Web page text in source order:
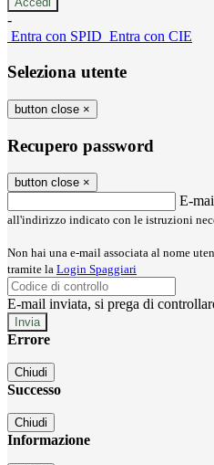
-
Entra con SPID Entra con CIE
Seleziona utente
button close ×
Recupero password
button close ×
E-
all'indirizzo indicato con le istruzioni
Non hai una e-mail associata al nome
tramite la Login Spaggiari
E-mail inviata, si prega di
Errore
Chiudi
Successo
Chiudi
Informazione